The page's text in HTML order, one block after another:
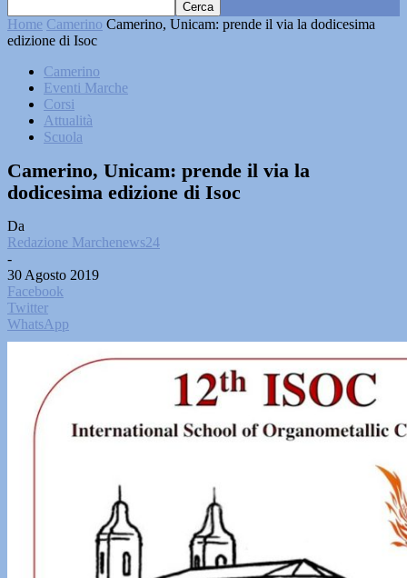
Home Camerino Camerino, Unicam: prende il via la dodicesima
edizione di Isoc
Camerino
Eventi Marche
Corsi
Attualità
Scuola
Camerino, Unicam: prende il via la
dodicesima edizione di Isoc
Da
Redazione Marchenews24
-
30 Agosto 2019
Facebook
Twitter
WhatsApp